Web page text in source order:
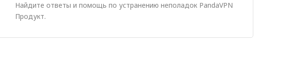
Найдите ответы и помощь по устранению неполадок PandaVPN
Продукт.